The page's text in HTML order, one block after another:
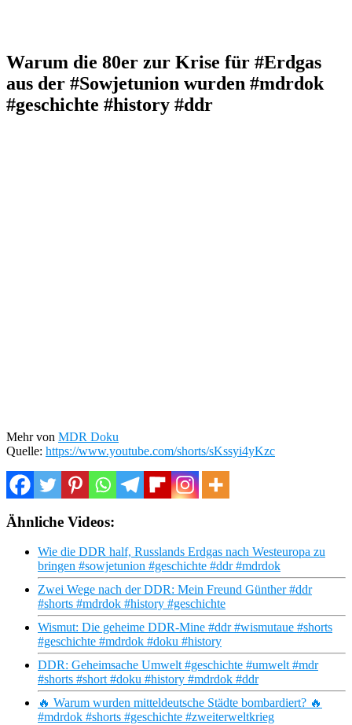
Warum die 80er zur Krise für #Erdgas
aus der #Sowjetunion wurden #mdrdok
#geschichte #history #ddr
Mehr von MDR Doku
Quelle: https://www.youtube.com/shorts/sKssyi4yKzc
Ähnliche Videos:
Wie die DDR half, Russlands Erdgas nach Westeuropa zu
bringen #sowjetunion #geschichte #ddr #mdrdok
Zwei Wege nach der DDR: Mein Freund Günther #ddr
#shorts #mdrdok #history #geschichte
Wismut: Die geheime DDR-Mine #ddr #wismutaue #shorts
#geschichte #mdrdok #doku #history
DDR: Geheimsache Umwelt #geschichte #umwelt #mdr
#shorts #short #doku #history #mdrdok #ddr
🔥 Warum wurden mitteldeutsche Städte bombardiert? 🔥
#mdrdok #shorts #geschichte #zweiterweltkrieg